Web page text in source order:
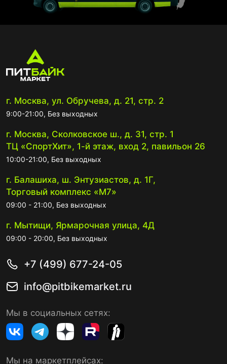
г. Москва, ул. Обручева, д. 21, стр. 2
9:00-21:00, Без выходных
г. Москва, Сколковское ш., д. 31, стр. 1
ТЦ «СпортХит», 1-й этаж, вход 2, павильон 26
10:00-21:00, Без выходных
г. Балашиха, ш. Энтузиастов, д. 1Г,
Торговый комплекс «М7»
09:00 - 21:00, Без выходных
г. Мытищи, Ярмарочная улица, 4Д
09:00 - 20:00, Без выходных
+7 (499) 677-24-05
info@pitbikemarket.ru
Мы в социальных сетях:
Мы на маркетплейсах: